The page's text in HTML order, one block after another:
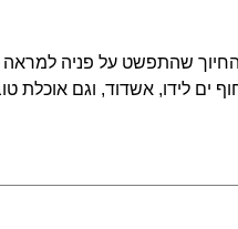
שהתפשט על פניה
ים לידו, אשדוד, וגם אוכלת